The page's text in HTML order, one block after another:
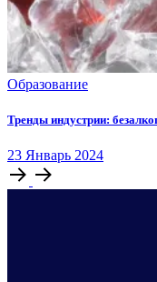
Образование
Тренды индустрии:
23 Январь 2024